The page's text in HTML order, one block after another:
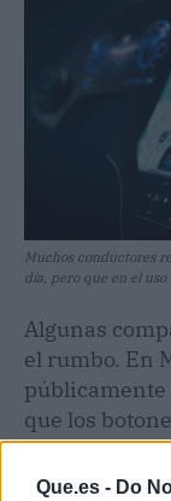
Que.es - Do
Muchos conductores
día, pero que en el
Algunas
el rumbo. En
que los
seguros para
Volkswagen